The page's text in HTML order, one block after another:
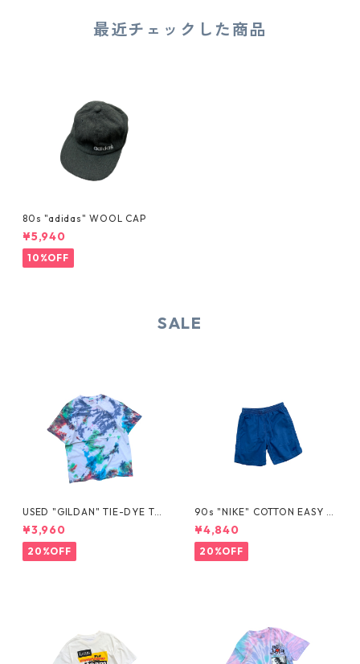
最近チェックした商品
80s "adidas" WOOL CAP
¥5,940
10%OFF
SALE
USED "GILDAN" TIE-DYE TE
E
¥3,960
20%OFF
90s "NIKE" COTTON EASY S
HORTS
¥4,840
20%OFF